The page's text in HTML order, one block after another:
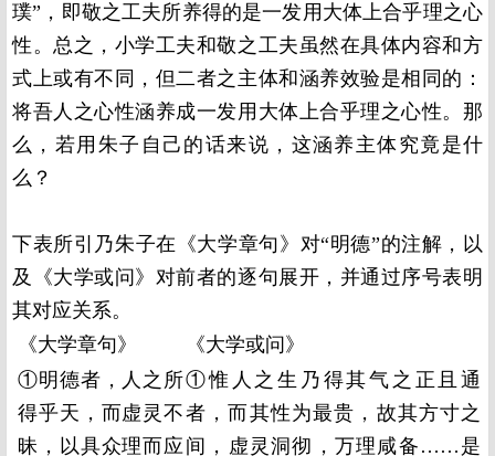
璞”，即敬之工夫所养得的是一发用大体上合乎理之心
性。总之，小学工夫和敬之工夫虽然在具体内容和方
式上或有不同，但二者之主体和涵养效验是相同的：
将吾人之心性涵养成一发用大体上合乎理之心性。那
么，若用朱子自己的话来说，这涵养主体究竟是什
么？
下表所引乃朱子在《大学章句》对“明德”的注解，以
及《大学或问》对前者的逐句展开，并通过序号表明
其对应关系。
《大学章句》
《大学或问》
①明德者，人之所
得乎天，而虚灵不
昧，以具众理而应
①惟人之生乃得其气之正且通
者，而其性为最贵，故其方寸之
间，虚灵洞彻，万理咸备……是